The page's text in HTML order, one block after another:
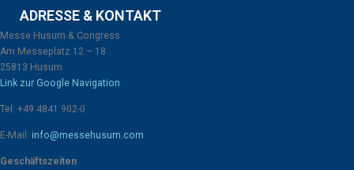
ADRESSE & KONTAKT
Messe Husum & Congress
Am Messeplatz 12 – 18
25813 Husum
Link zur Google Navigation
Tel: +49 4841 902-0
E-Mail: info@messehusum.com
Geschäftszeiten